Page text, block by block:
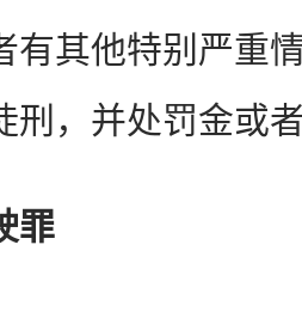
有其他特别严重
刑，并处罚金或
罪